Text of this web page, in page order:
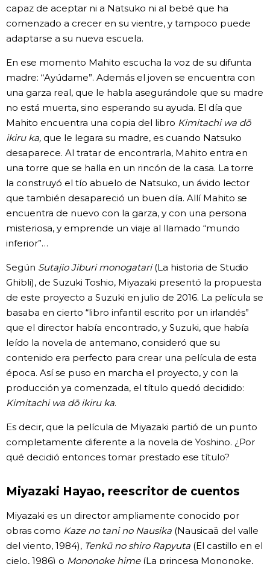
capaz de aceptar ni a Natsuko ni al bebé que ha
comenzado a crecer en su vientre, y tampoco puede
adaptarse a su nueva escuela.
En ese momento Mahito escucha la voz de su difunta
madre: “Ayúdame”. Además el joven se encuentra con
una garza real, que le habla asegurándole que su madre
no está muerta, sino esperando su ayuda. El día que
Mahito encuentra una copia del libro Kimitachi wa dō
ikiru ka,que le legara su madre, es cuando Natsuko
desaparece. Al tratar de encontrarla, Mahito entra en
una torre que se halla en un rincón de la casa. La torre
la construyó el tío abuelo de Natsuko, un ávido lector
que también desapareció un buen día. Allí Mahito se
encuentra de nuevo con la garza, y con una persona
misteriosa, y emprende un viaje al llamado “mundo
inferior”…
Según Sutajio Jiburi monogatari(La historia de Studio
Ghibli), de Suzuki Toshio, Miyazaki presentó la propuesta
de este proyecto a Suzuki en julio de 2016. La película se
basaba en cierto “libro infantil escrito por un irlandés”
que el director había encontrado, y Suzuki, que había
leído la novela de antemano, consideró que su
contenido era perfecto para crear una película de esta
época. Así se puso en marcha el proyecto, y con la
producción ya comenzada, el título quedó decidido:
Kimitachi wa dō ikiru ka.
Es decir, que la película de Miyazaki partió de un punto
completamente diferente a la novela de Yoshino. ¿Por
qué decidió entonces tomar prestado ese título?
Miyazaki Hayao, reescritor de cuentos
Miyazaki es un director ampliamente conocido por
obras como Kaze no tani no Nausika(Nausicaä del valle
del viento, 1984), Tenkū no shiro Rapyuta(El castillo en el
cielo, 1986) o Mononoke hime(La princesa Mononoke,